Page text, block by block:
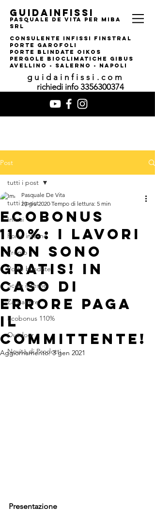
guidainfissi
pasquale de vita per MIBA
srl
consulente infissi finstral
porte garofoli
PORTE BLINDATE OIKOS
pERGOLE bIOCLIMATI CHE gIBUS
AVELLINO - SALERNO - NAPOLI
guidainfissi.com
richiedi info 3356300374
Post
tutti i post
Infissi
Porte interne
Promo
Porte blindate
Scale interne
Zanzariere
Ecobonus 110%
Outdoor
Novità di Prodotti
tutti i post
ECOBONUS
110%: I LAVORI
NON SONO
GRATIS! IN
CASO DI
ERRORE PAGA
IL
COMMITTENTE!
Pasquale De Vita
20 giu 2020 Tempo di lettura: 5 min
Aggiornamento:3 gen 2021
Presentazione